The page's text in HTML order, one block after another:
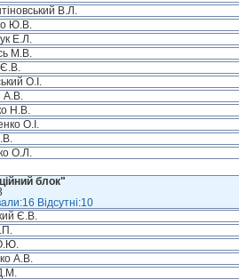
В.Л.
Ю.В.
Е.Л.
М.В.
О.І.
А.В.
Н.В.
О.І.
О.Л.
блок"
Відсутні:10
Є.В.
А.В.